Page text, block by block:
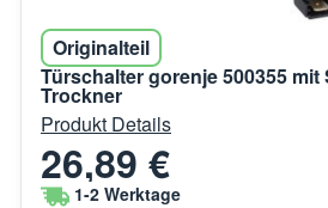
Originalteil
Türschalter gorenje 500355 mit
Trockner
Produkt Details
26,89 €
1-2 Werktage